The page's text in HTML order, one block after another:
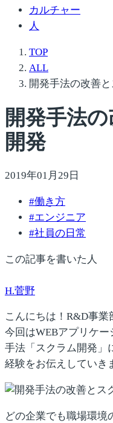
カルチャー
人
TOP
ALL
開発手法の改善
開発手法
開発
2019年01月29日
#働き方
#エンジニア
#社員の日常
この記事を書いた人
H.菅野
こんにちは！R&D事業
今回はWEBアプリケ
手法「スクラム開発」
経験をお伝えしていき
どの企業でも職場環境